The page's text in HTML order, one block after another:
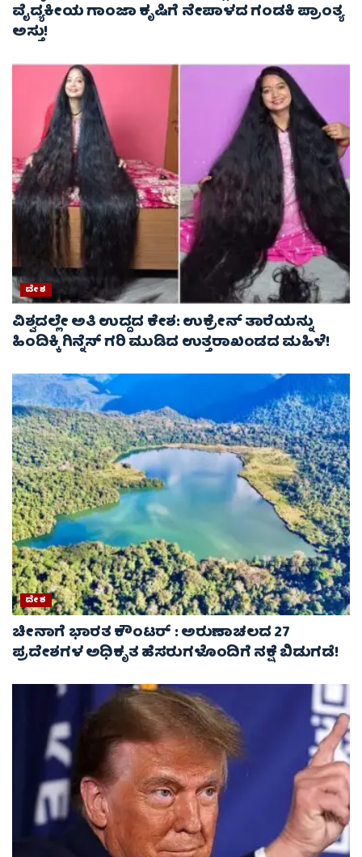
ವೈದ್ಯಕೀಯ ಗಾಂಜಾ ಕೃಷಿಗೆ ನೇಪಾಳದ ಗಂಡಕಿ ಪ್ರಾಂತ್ಯ
ಅಸ್ತು!
ದೇಶ
ವಿಶ್ವದಲ್ಲೇ ಅತಿ ಉದ್ದದ ಕೇಶ: ಉಕ್ರೇನ್ ತಾರೆಯನ್ನು
ಹಿಂದಿಕ್ಕಿ ಗಿನ್ನೆಸ್ ಗರಿ ಮುಡಿದ ಉತ್ತರಾಖಂಡದ ಮಹಿಳೆ!
ದೇಶ
ಚೀನಾಗೆ ಭಾರತ ಕೌಂಟರ್ : ಅರುಣಾಚಲದ 27
ಪ್ರದೇಶಗಳ ಅಧಿಕೃತ ಹೆಸರುಗಳೊಂದಿಗೆ ನಕ್ಷೆ ಬಿಡುಗಡೆ!